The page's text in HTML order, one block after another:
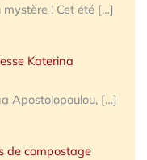
! Cet été […]
Katerina
Apostolopoulou, […]
de compostage